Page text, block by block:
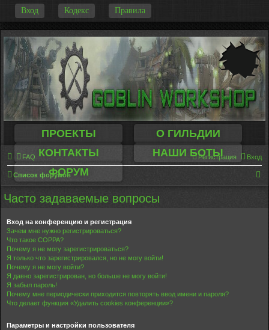
Вход Кодекс Правила
ПРОЕКТЫ
О ГИЛЬДИИ
КОНТАКТЫ
НАШИ БОТЫ
ФОРУМ
FAQ Вход
Регистрация
Список форумов
Часто задаваемые вопросы
Вход на конференцию и регистрация
Зачем мне нужно регистрироваться?
Что такое COPPA?
Почему я не могу зарегистрироваться?
Я только что зарегистрировался, но не могу войти!
Почему я не могу войти?
Я давно зарегистрирован, но больше не могу войти!
Я забыл пароль!
Почему мне периодически приходится повторять ввод имени и пароля?
Что делает функция «Удалить cookies конференции»?
Параметры и настройки пользователя